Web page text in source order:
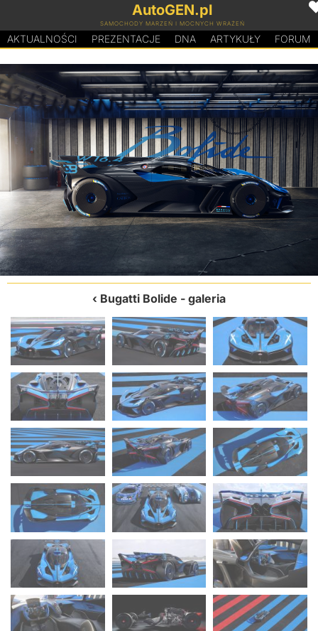
AutoGEN.pl
SAMOCHODY MARZEŃ I MOCNYCH WRAŻEŃ
AKTUALNOŚCI PREZENTACJE DNA ARTYKUŁY FORUM
Bugatti Bolide - galeria